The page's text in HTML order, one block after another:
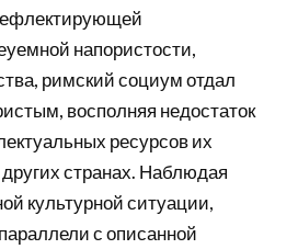
напористости,
римский социум отдал
восполняя недостаток
ресурсов их
странах. Наблюдая
культурной ситуации,
с описанной